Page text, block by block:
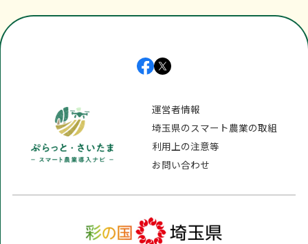
070-2311-6360
mg-
support@mirabo-global.com
https://www.mirabo-
運営者情報
埼玉県のスマート農業の取組
利用上の注意等
お問い合わせ